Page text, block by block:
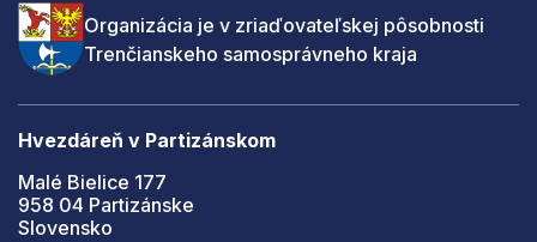
Organizácia je v zriaďovateľskej pôsobnosti
Trenčianskeho samosprávneho kraja
Hvezdáreň v Partizánskom
Malé Bielice 177
958 04 Partizánske
Slovensko